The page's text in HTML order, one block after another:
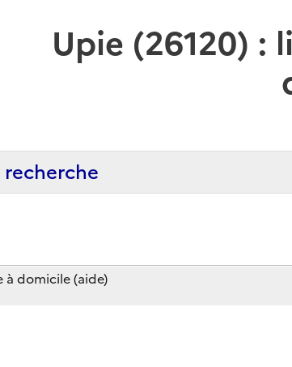
Upie (26120) :
à domicile (aide)